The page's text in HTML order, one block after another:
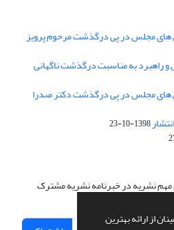
از ارائه بهترین
مجلس در پی درگذشت مرحوم پرویز
راهبرد به مناسبت درگذشت ناگهانی
های مجلس در پی درگذشت دکتر صدرا
1398-10-23
مهم نشریه در خبرنامه نشریه مشترک